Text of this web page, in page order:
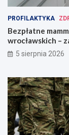
PROFILAKTYKA
Bezpłatne
wrocławskich –
5 sierpnia 2026